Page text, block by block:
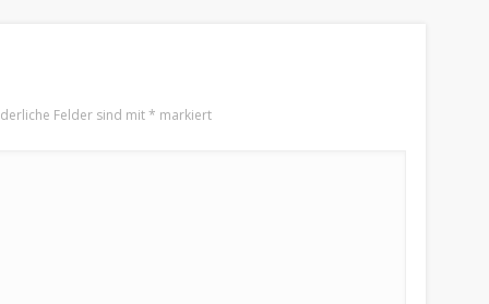
Felder sind mit* markiert